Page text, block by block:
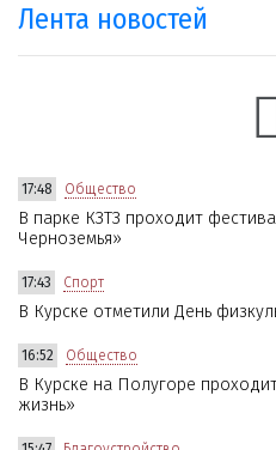
Лента новостей
17:48 Общество
В парке КЗТЗ проходит
Черноземья»
17:43 Спорт
В Курске отметили День
16:52 Общество
В Курске на Полугоре
жизнь»